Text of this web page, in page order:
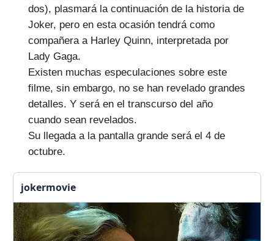
dos), plasmará la continuación de la historia de
Joker, pero en esta ocasión tendrá como
compañera a Harley Quinn, interpretada por
Lady Gaga.
Existen muchas especulaciones sobre este
filme, sin embargo, no se han revelado grandes
detalles. Y será en el transcurso del año
cuando sean revelados.
Su llegada a la pantalla grande será el 4 de
octubre.
jokermovie